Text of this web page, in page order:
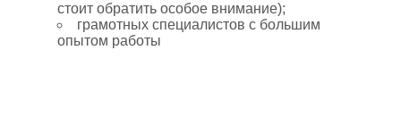
стоит обратить особое внимание);
грамотных специалистов с большим
опытом работы